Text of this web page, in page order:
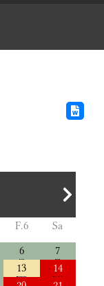
F.6
Sa
6
7
13
14